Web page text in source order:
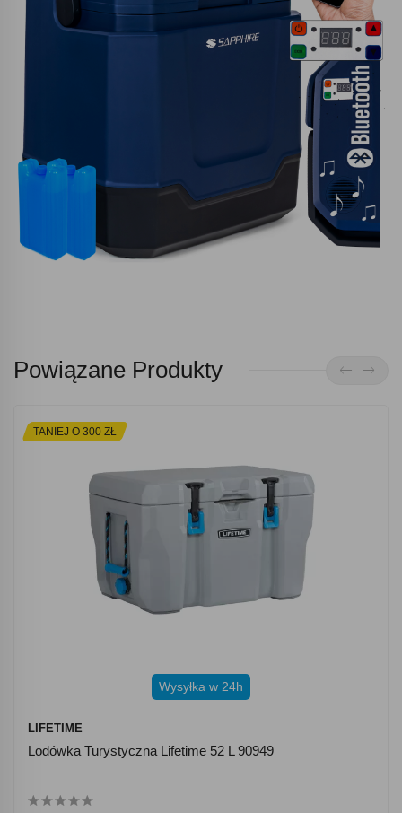
Powiązane Produkty
TANIEJ O 300 ZŁ
Wysyłka w 24h
LIFETIME
Lodówka Turystyczna Lifetime 52 L 90949